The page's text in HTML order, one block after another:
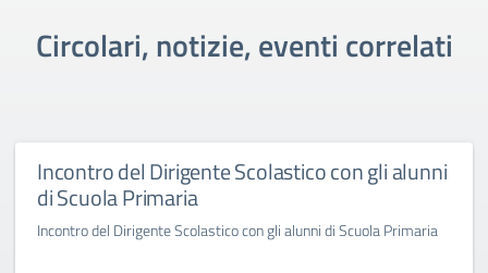
Circolari, notizie, eventi correlati
Incontro del Dirigente Scolastico con gli alunni
di Scuola Primaria
Incontro del Dirigente Scolastico con gli alunni di Scuola Primaria